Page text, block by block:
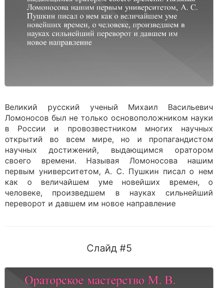
Великий русский ученый Михаил Васильевич
Ломоносов был не только основоположником науки
в России и провозвестником многих научных
открытий во всем мире, но и пропагандистом
научных достижений, выдающимся оратором
своего времени. Называя Ломоносова нашим
первым университетом, А. С. Пушкин писал о нем
как о величайшем уме новейших времен, о
человеке, произведшем в науках сильнейший
переворот и давшем им новое направление
Слайд #5